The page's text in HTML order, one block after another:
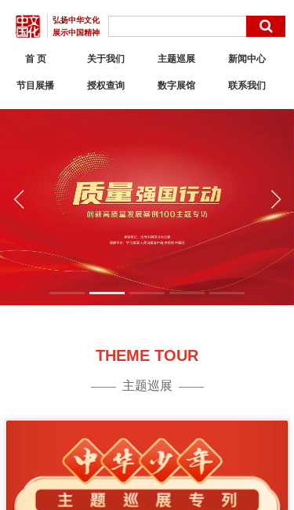
弘扬中华文化
展示中国精神
首 页 关于我们 主题巡展 新闻中心
节目展播 联系我们
授权查询 数字展馆
THEME TOUR
——  主题巡展  ——